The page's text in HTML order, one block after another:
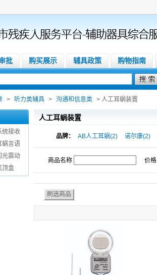
批 购买展示 辅具政策 购物指南
> 听力类辅具 > 沟通和信息类 > 人工耳蜗装置
统接收
蜗言语
光震动
顶盒
人工耳蜗装置
品牌： AB人工耳蜗(2) 诺尔康(2)
商品名称 价格